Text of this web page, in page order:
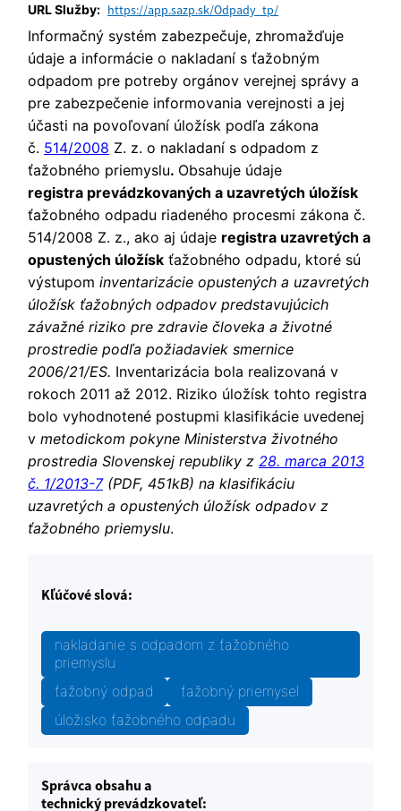
URL Služby: https://app.sazp.sk/Odpady_tp/
Informačný systém zabezpečuje, zhromažďuje
údaje a informácie o nakladaní s ťažobným
odpadom pre potreby orgánov verejnej správy a
pre zabezpečenie informovania verejnosti a jej
účasti na povoľovaní úložísk podľa zákona
č. 514/2008 Z. z. o nakladaní s odpadom z
ťažobného priemyslu. Obsahuje údaje
registra prevádzkovaných a uzavretých úložísk
ťažobného odpadu riadeného procesmi zákona č.
514/2008 Z. z., ako aj údaje registra uzavretých a
opustených úložísk ťažobného odpadu, ktoré sú
výstupom inventarizácie opustených a uzavretých
úložísk ťažobných odpadov predstavujúcich
závažné riziko pre zdravie človeka a životné
prostredie podľa požiadaviek smernice
2006/21/ES. Inventarizácia bola realizovaná v
rokoch 2011 až 2012. Riziko úložísk tohto registra
bolo vyhodnotené postupmi klasifikácie uvedenej
v metodickom pokyne Ministerstva životného
prostredia Slovenskej republiky z 28. marca 2013
č. 1/2013-7(PDF, 451kB) na klasifikáciu
uzavretých a opustených úložísk odpadov z
ťažobného priemyslu.
Kľúčové slová:
nakladanie s odpadom z ťažobného
priemyslu
ťažobný odpad
ťažobný priemysel
úložisko ťažobného odpadu
Správca obsahu a
technický prevádzkovateľ: